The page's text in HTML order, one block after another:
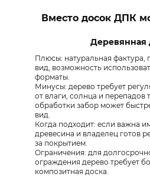
Вместо досок ДПК
Деревянная
Плюсы: натуральная
вид, возможность
форматы.
Минусы: дерево требует
от влаги, солнца и перепадов
обработки забор может
вид.
Когда подходит: если важна
древесина и владелец готов
за покрытием.
Ограничения: для
ограждения дерево требует
композитная доска.